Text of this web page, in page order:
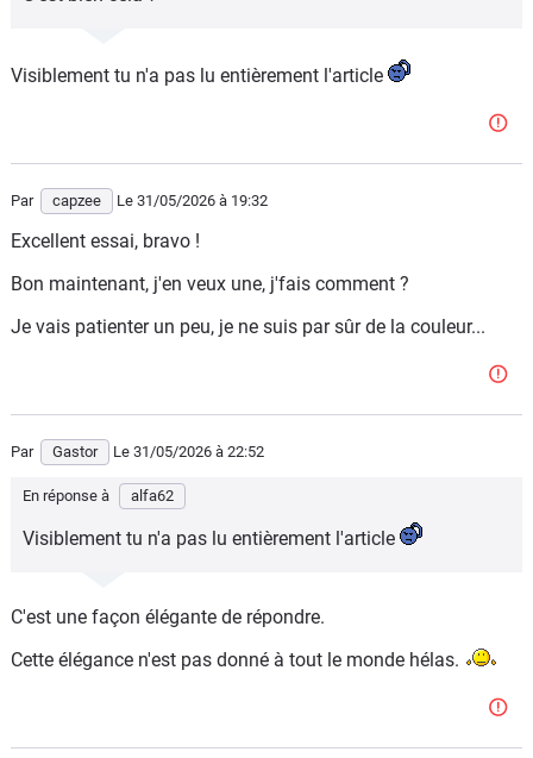
Visiblement tu n'a pas lu entièrement l'article
Par capzee Le 31/05/2026 à 19:32
Excellent essai, bravo !
Bon maintenant, j'en veux une, j'fais comment ?
Je vais patienter un peu, je ne suis par sûr de la couleur...
Par Gastor Le 31/05/2026 à 22:52
En réponse à alfa62
Visiblement tu n'a pas lu entièrement l'article
C'est une façon élégante de répondre.
Cette élégance n'est pas donné à tout le monde hélas.